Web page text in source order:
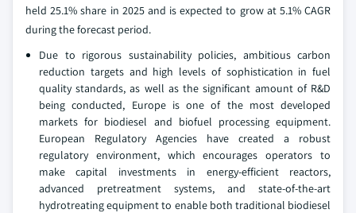
held 25.1% share in 2025 and is expected to grow at 5.1% CAGR
during the forecast period.
Due to rigorous sustainability policies, ambitious carbon
reduction targets and high levels of sophistication in fuel
quality standards, as well as the significant amount of R&D
being conducted, Europe is one of the most developed
markets for biodiesel and biofuel processing equipment.
European Regulatory Agencies have created a robust
regulatory environment, which encourages operators to
make capital investments in energy-efficient reactors,
advanced pretreatment systems, and state-of-the-art
hydrotreating equipment to enable both traditional biodiesel